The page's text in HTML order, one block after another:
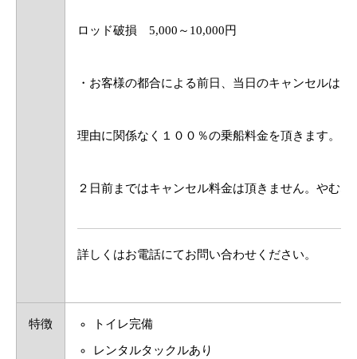
ロッド破損 5,000～10,000円
・お客様の都合による前日、当日のキャンセルは、
理由に関係なく１００％の乗船料金を頂きます。
２日前まではキャンセル料金は頂きません。やむ
詳しくはお電話にてお問い合わせください。
特徴 トイレ完備
レンタルタックルあり